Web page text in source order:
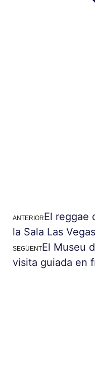
ANTERIOREl reggae
la Sala Las
SEGÜENTEl Museu
visita guiada en